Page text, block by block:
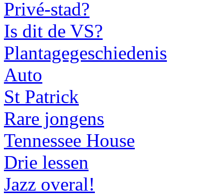
Privé-stad?
Is dit de VS?
Plantagegeschiedenis
Auto
St Patrick
Rare jongens
Tennessee House
Drie lessen
Jazz overal!